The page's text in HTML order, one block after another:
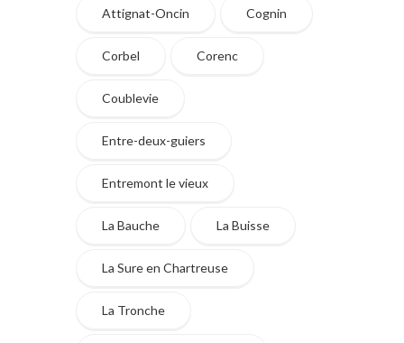
Attignat-Oncin Cognin
Corbel Corenc
Coublevie
Entre-deux-guiers
Entremont le vieux
La Bauche La Buisse
La Sure en Chartreuse
La Tronche